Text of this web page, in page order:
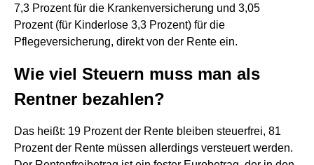
7,3 Prozent für die Krankenversicherung und 3,05
Prozent (für Kinderlose 3,3 Prozent) für die
Pflegeversicherung, direkt von der Rente ein.
Wie viel Steuern muss man als
Rentner bezahlen?
Das heißt: 19 Prozent der Rente bleiben steuerfrei, 81
Prozent der Rente müssen allerdings versteuert werden.